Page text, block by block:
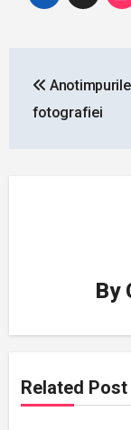
navigation
Anotimpurile
fotografiei
By
Related Post